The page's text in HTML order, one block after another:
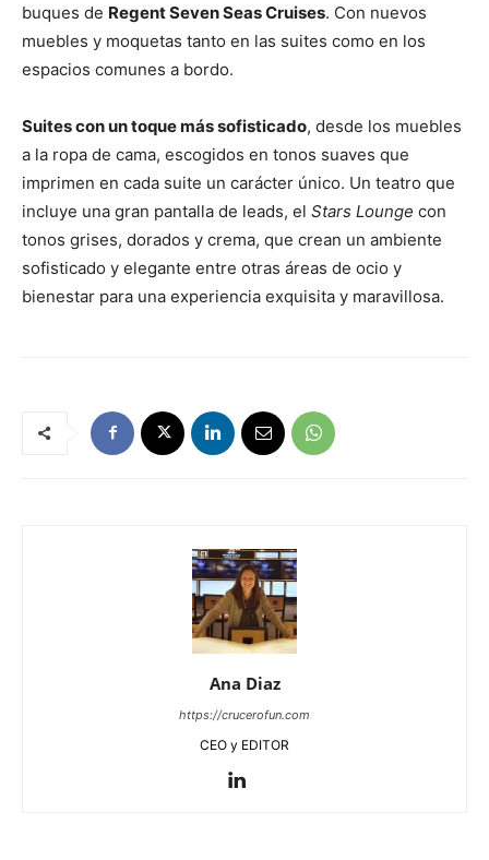
buques de Regent Seven Seas Cruises. Con nuevos
muebles y moquetas tanto en las suites como en los
espacios comunes a bordo.
Suites con un toque más sofisticado, desde los muebles
a la ropa de cama, escogidos en tonos suaves que
imprimen en cada suite un carácter único. Un teatro que
incluye una gran pantalla de leads, el Stars Lounge con
tonos grises, dorados y crema, que crean un ambiente
sofisticado y elegante entre otras áreas de ocio y
bienestar para una experiencia exquisita y maravillosa.
Ana Diaz
https://crucerofun.com
CEO y EDITOR